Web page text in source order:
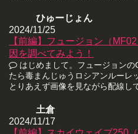
ひゅーじょん
2024/11/25
【前編】フュージョン（
因を調べてみよう！
はじめまして。フュージョン
たら毒まんじゅうロシアンルーレ
とりあえず画像を見ながら配線し
土倉
2024/11/17